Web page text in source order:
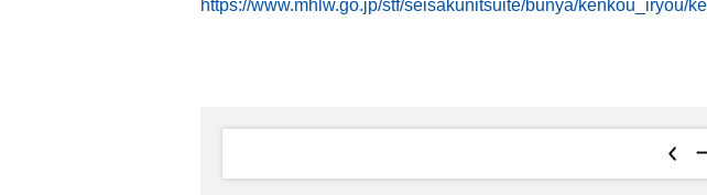
https://www.mhlw.go.jp/stf/seisakunitsuite/bunya/kenkou_iryou/